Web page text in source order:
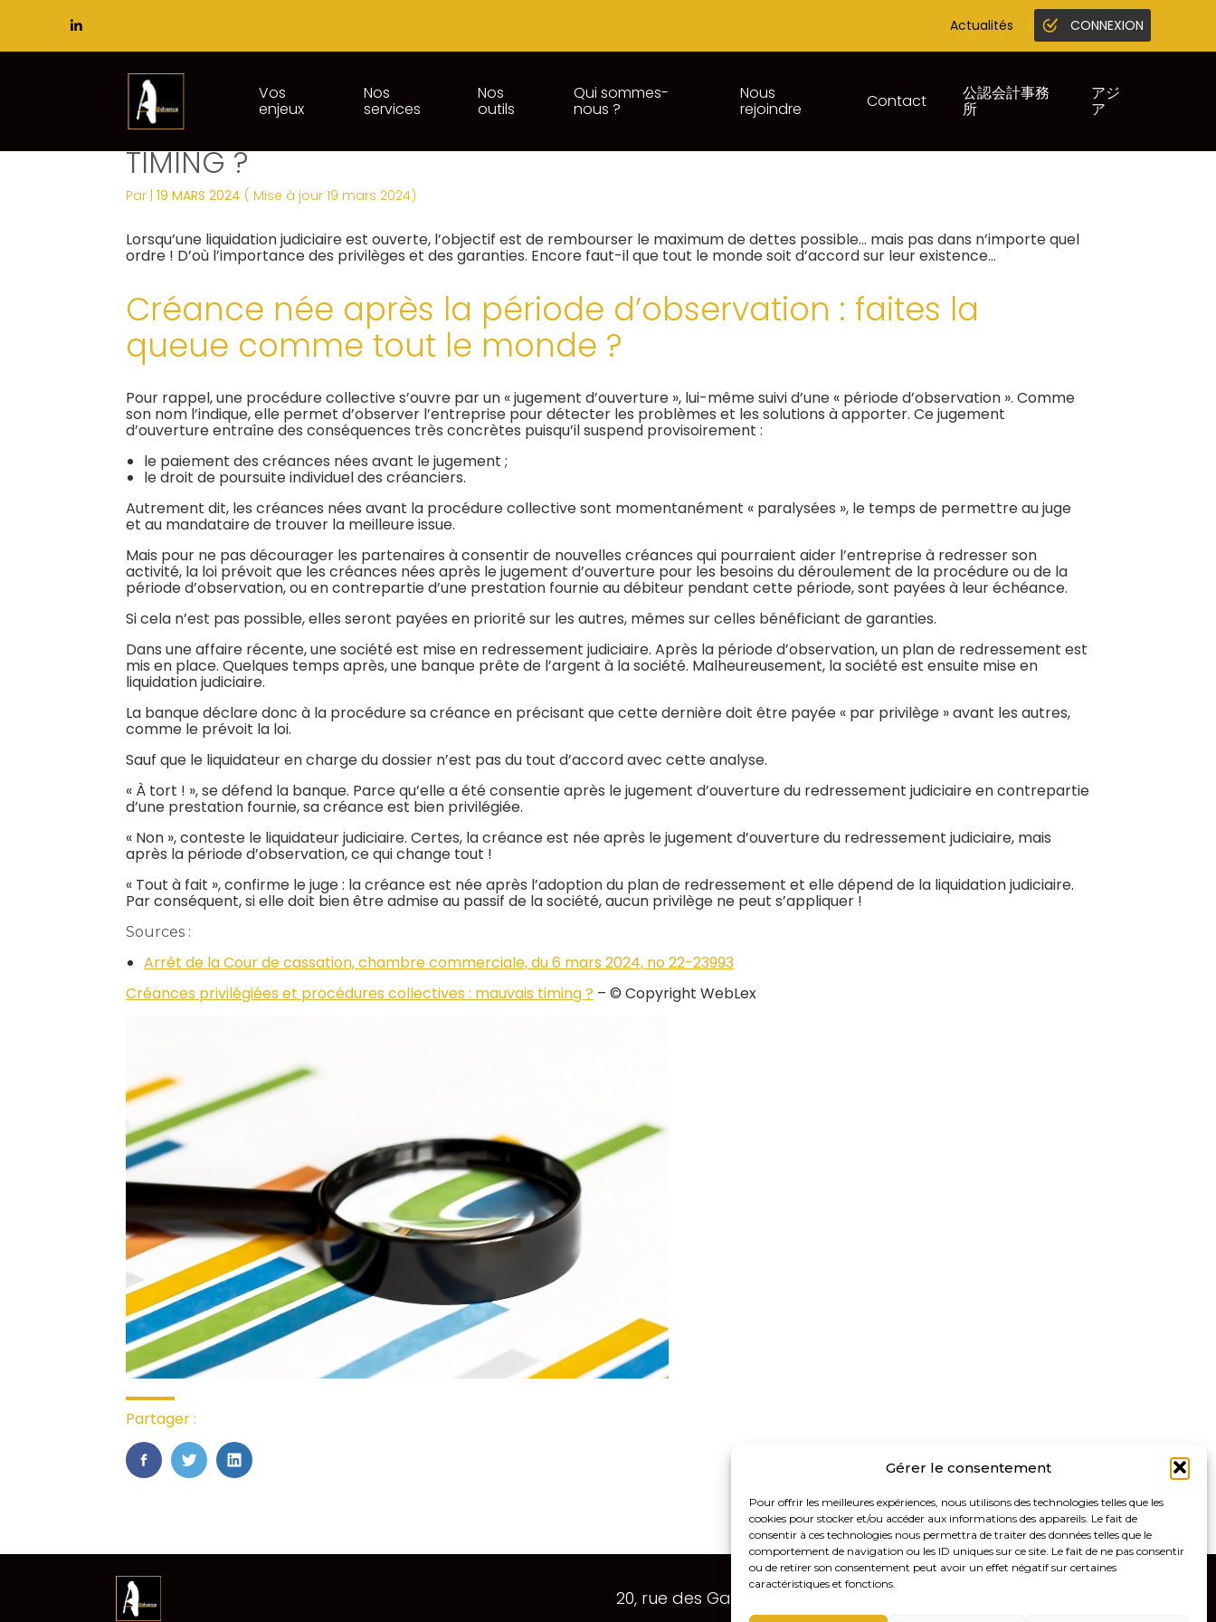
Gérer le consentement
Pour offrir les meilleures expériences, nous utilisons des technologies telles que les
cookies pour stocker et/ou accéder aux informations des appareils. Le fait de
consentir à ces technologies nous permettra de traiter des données telles que le
comportement de navigation ou les ID uniques sur ce site. Le fait de ne pas consentir
ou de retirer son consentement peut avoir un effet négatif sur certaines
caractéristiques et fonctions.
Actualités CONNEXION
Vos
enjeux
Nos
services
Nos
outils
Qui sommes-
nous ?
Nous
rejoindre Contact 公認会計事務
所
アジ
ア
CRÉANCES PRIVILÉGIÉES ET PROCÉDURES COLLECTIVES : MAUVAIS
TIMING ?
Par |19 MARS 2024 ( Mise à jour 19 mars 2024)
Lorsqu’une liquidation judiciaire est ouverte, l’objectif est de rembourser le maximum de dettes possible… mais pas dans n’importe quel
ordre ! D’où l’importance des privilèges et des garanties. Encore faut-il que tout le monde soit d’accord sur leur existence…
Créance née après la période d’observation : faites la
queue comme tout le monde ?
Pour rappel, une procédure collective s’ouvre par un « jugement d’ouverture », lui-même suivi d’une « période d’observation ». Comme
son nom l’indique, elle permet d’observer l’entreprise pour détecter les problèmes et les solutions à apporter. Ce jugement
d’ouverture entraîne des conséquences très concrètes puisqu’il suspend provisoirement :
le paiement des créances nées avant le jugement ;
le droit de poursuite individuel des créanciers.
Autrement dit, les créances nées avant la procédure collective sont momentanément « paralysées », le temps de permettre au juge
et au mandataire de trouver la meilleure issue.
Mais pour ne pas décourager les partenaires à consentir de nouvelles créances qui pourraient aider l’entreprise à redresser son
activité, la loi prévoit que les créances nées après le jugement d’ouverture pour les besoins du déroulement de la procédure ou de la
période d’observation, ou en contrepartie d’une prestation fournie au débiteur pendant cette période, sont payées à leur échéance.
Si cela n’est pas possible, elles seront payées en priorité sur les autres, mêmes sur celles bénéficiant de garanties.
Dans une affaire récente, une société est mise en redressement judiciaire. Après la période d’observation, un plan de redressement est
mis en place. Quelques temps après, une banque prête de l’argent à la société. Malheureusement, la société est ensuite mise en
liquidation judiciaire.
La banque déclare donc à la procédure sa créance en précisant que cette dernière doit être payée « par privilège » avant les autres,
comme le prévoit la loi.
Sauf que le liquidateur en charge du dossier n’est pas du tout d’accord avec cette analyse.
« À tort ! », se défend la banque. Parce qu’elle a été consentie après le jugement d’ouverture du redressement judiciaire en contrepartie
d’une prestation fournie, sa créance est bien privilégiée.
« Non », conteste le liquidateur judiciaire. Certes, la créance est née après le jugement d’ouverture du redressement judiciaire, mais
après la période d’observation, ce qui change tout !
« Tout à fait », confirme le juge : la créance est née après l’adoption du plan de redressement et elle dépend de la liquidation judiciaire.
Par conséquent, si elle doit bien être admise au passif de la société, aucun privilège ne peut s’appliquer !
Sources :
Arrêt de la Cour de cassation, chambre commerciale, du 6 mars 2024, no 22-23993
Créances privilégiées et procédures collectives : mauvais timing ? – © Copyright WebLex
Partager :
FaceBook
TwitterLinkedIn
Principale
20, rue des Gaudines 78100 – Saint Germain-en-Laye